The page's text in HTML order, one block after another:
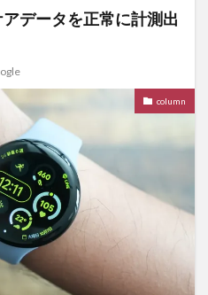
データを正常に計測出
column